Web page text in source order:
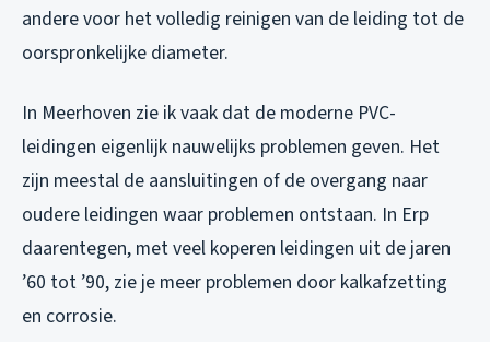
andere voor het volledig reinigen van de leiding tot de
oorspronkelijke diameter.
In Meerhoven zie ik vaak dat de moderne PVC-
leidingen eigenlijk nauwelijks problemen geven. Het
zijn meestal de aansluitingen of de overgang naar
oudere leidingen waar problemen ontstaan. In Erp
daarentegen, met veel koperen leidingen uit de jaren
’60 tot ’90, zie je meer problemen door kalkafzetting
en corrosie.